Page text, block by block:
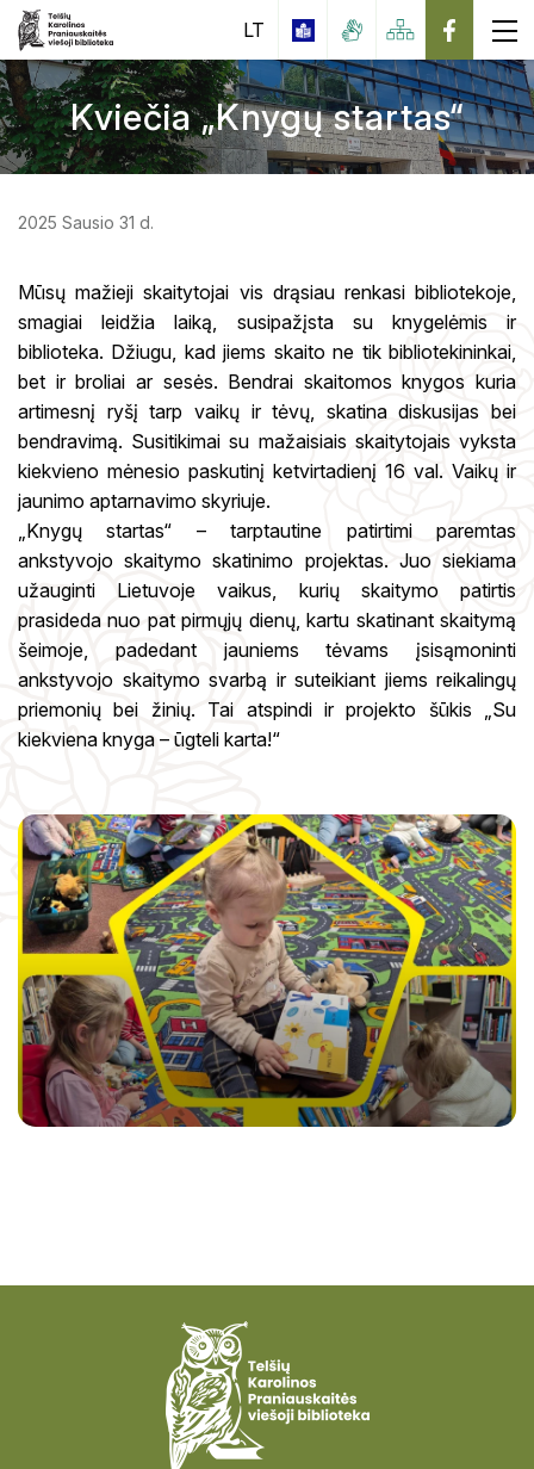
Apie biblioteką
Inovacijų ir mokymo centras
Nemokamos paslaugos
Viešoji interneto prieiga
Knygomatas
Tarpbibliotekinis abonementas (TBA)
Elektroninių Leidinių Valdymo Informacinė
Sistema (ELVIS)
Duomenų bazės
Naujos knygos
Periodika
Edukacijos suaugusiems
Edukacijos vaikams ir jaunimui
Kultūros paso edukacijos moksleiviams
Karolina Praniauskaitė
Datų kalendorius
Virtualios parodos
Rekomenduojama literatūra moksleiviams
Edukacijos
Skaitymo akcijos, konkursai
LT
Kviečia „Knygų startas“
2025 Sausio 31 d.
Mūsų mažieji skaitytojai vis drąsiau renkasi bibliotekoje,
smagiai leidžia laiką, susipažįsta su knygelėmis ir
biblioteka. Džiugu, kad jiems skaito ne tik bibliotekininkai,
bet ir broliai ar sesės. Bendrai skaitomos knygos kuria
artimesnį ryšį tarp vaikų ir tėvų, skatina diskusijas bei
bendravimą. Susitikimai su mažaisiais skaitytojais vyksta
kiekvieno mėnesio paskutinį ketvirtadienį 16 val. Vaikų ir
jaunimo aptarnavimo skyriuje.
„Knygų startas“ – tarptautine patirtimi paremtas
ankstyvojo skaitymo skatinimo projektas. Juo siekiama
užauginti Lietuvoje vaikus, kurių skaitymo patirtis
prasideda nuo pat pirmųjų dienų, kartu skatinant skaitymą
šeimoje, padedant jauniems tėvams įsisąmoninti
ankstyvojo skaitymo svarbą ir suteikiant jiems reikalingų
priemonių bei žinių. Tai atspindi ir projekto šūkis „Su
kiekviena knyga – ūgteli karta!“